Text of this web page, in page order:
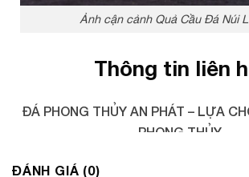
Ảnh cận cảnh Quả Cầu Đá Núi
Thông tin liên
ĐÁ PHONG THỦY AN PHÁT – LỰA
PHONG THỦY
ĐÁNH GIÁ (0)